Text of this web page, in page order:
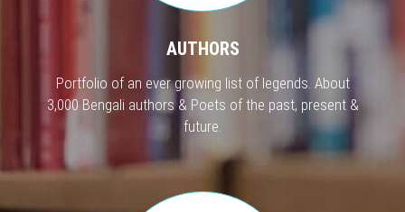
AUTHORS
Portfolio of an ever growing list of legends. About
3,000 Bengali authors & Poets of the past, present &
future.